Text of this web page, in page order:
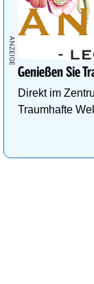
Genießen Sie
Direkt im
Traumhafte